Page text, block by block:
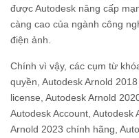
được Autodesk nâng cấp
càng cao của ngành công
điện ảnh.
Chính vì vậy, các cụm từ
quyền, Autodesk Arnold
license, Autodesk Arnold
Autodesk Account, Autodesk
Arnold 2023 chính hãng,